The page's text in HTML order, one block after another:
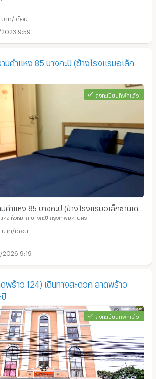
บาท/เดือน
9:59
มคำแหง 85 บางกะปิ (ข้างโรงแรมอเล็ก
ลงทะเบียนที่พักแล้ว
คำแหง 85 บางกะปิ (ข้างโรงแรมอเล็กซานเด
หง หัวหมาก บางกะปิ กรุงเทพมหานคร
บาท/เดือน
9:19
พร้าว 124) เดินทางสะดวก ลาดพร้าว
ปิ
ลงทะเบียนที่พักแล้ว